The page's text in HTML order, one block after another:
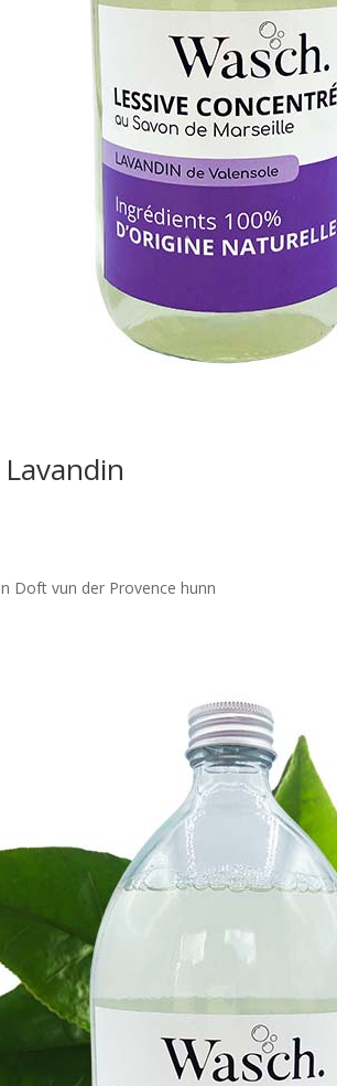
Doft vun der Provence hunn